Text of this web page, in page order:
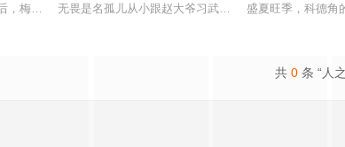
鱼笼潜水，同时享受奢靡的派对狂欢。然而他们浑然不知，这趟
，梅尔在新加坡的特别行动组担任警察。这一次，他要对付的是
无畏是名孤儿从小跟赵大爷习武收废品，做事一根筋的
盛夏旺季，科德角
共 0 条 “人